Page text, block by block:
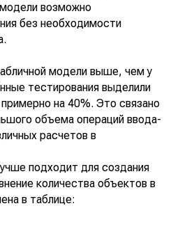
возможно
без необходимости
модели выше, чем у
тестирования выделили
примерно на 40%. Это связано
объема операций ввода-
расчетов в
подходит для создания
количества объектов в
в таблице:
350 06 58
линия
"Ласмарт", 2025